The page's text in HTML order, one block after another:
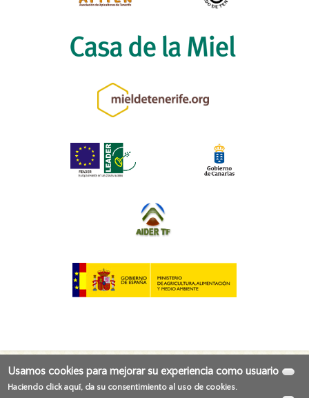
Usamos cookies para mejorar su experiencia como usuario
Haciendo click aquí, da su consentimiento al uso de cookies.